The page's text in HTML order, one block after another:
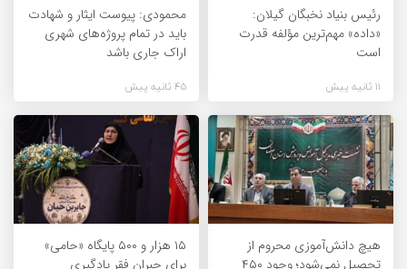
رئیس بنیاد نخبگان گیلان:
«داده» مهم‌ترین مؤلفه قدرت
است
11 ثانیه پیش
محمودی: پیوست ایثار و شهادت
باید در تمام پروژه‌های شهری
اراک جاری باشد
45 ثانیه پیش
هیچ دانش‌آموزی محروم از
تحصیل نمی‌شود؛ وجود ۴۵۰
۱۵ هزار و ۵۰۰ پایگاه «حامی»
برای جبران فقر یادگیری